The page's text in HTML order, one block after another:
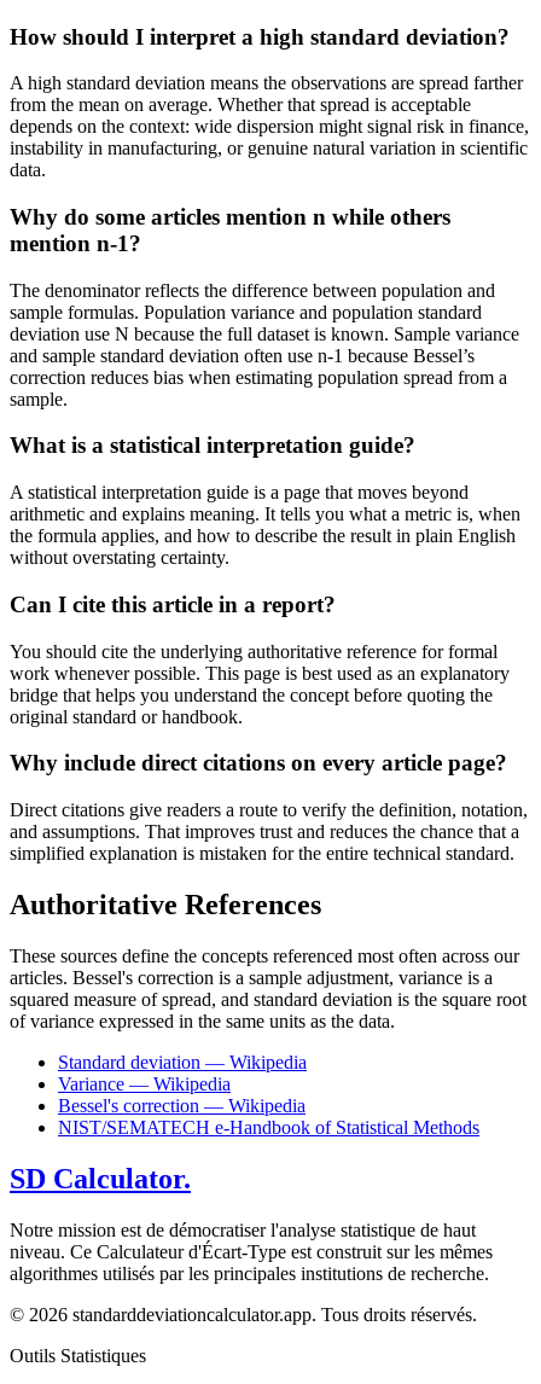
How should I interpret a high standard deviation?
A high standard deviation means the observations are spread farther
from the mean on average. Whether that spread is acceptable
depends on the context: wide dispersion might signal risk in finance,
instability in manufacturing, or genuine natural variation in scientific
data.
Why do some articles mention n while others
mention n-1?
The denominator reflects the difference between population and
sample formulas. Population variance and population standard
deviation use N because the full dataset is known. Sample variance
and sample standard deviation often use n-1 because Bessel’s
correction reduces bias when estimating population spread from a
sample.
What is a statistical interpretation guide?
A statistical interpretation guide is a page that moves beyond
arithmetic and explains meaning. It tells you what a metric is, when
the formula applies, and how to describe the result in plain English
without overstating certainty.
Can I cite this article in a report?
You should cite the underlying authoritative reference for formal
work whenever possible. This page is best used as an explanatory
bridge that helps you understand the concept before quoting the
original standard or handbook.
Why include direct citations on every article page?
Direct citations give readers a route to verify the definition, notation,
and assumptions. That improves trust and reduces the chance that a
simplified explanation is mistaken for the entire technical standard.
Authoritative References
These sources define the concepts referenced most often across our
articles. Bessel's correction is a sample adjustment, variance is a
squared measure of spread, and standard deviation is the square root
of variance expressed in the same units as the data.
Standard deviation — Wikipedia
Variance — Wikipedia
Bessel's correction — Wikipedia
NIST/SEMATECH e-Handbook of Statistical Methods
SD Calculator.
Notre mission est de démocratiser l'analyse statistique de haut
niveau. Ce Calculateur d'Écart-Type est construit sur les mêmes
algorithmes utilisés par les principales institutions de recherche.
© 2026 standarddeviationcalculator.app. Tous droits réservés.
Outils Statistiques